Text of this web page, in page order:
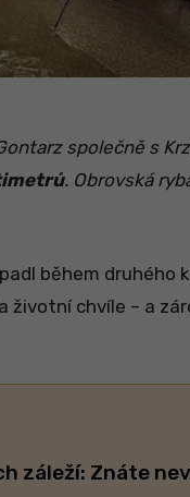
společně s
. Obrovská
během druhého
životní chvíle – a
záleží: Znáte